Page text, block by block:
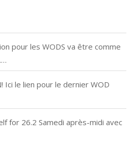
pour les WODS va être comme
Ici le lien pour le dernier WOD
for 26.2 Samedi après-midi avec